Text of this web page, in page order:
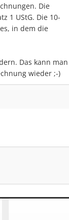
Die
1 UStG. Die 10-
in dem die
Das kann man
wieder ;-)